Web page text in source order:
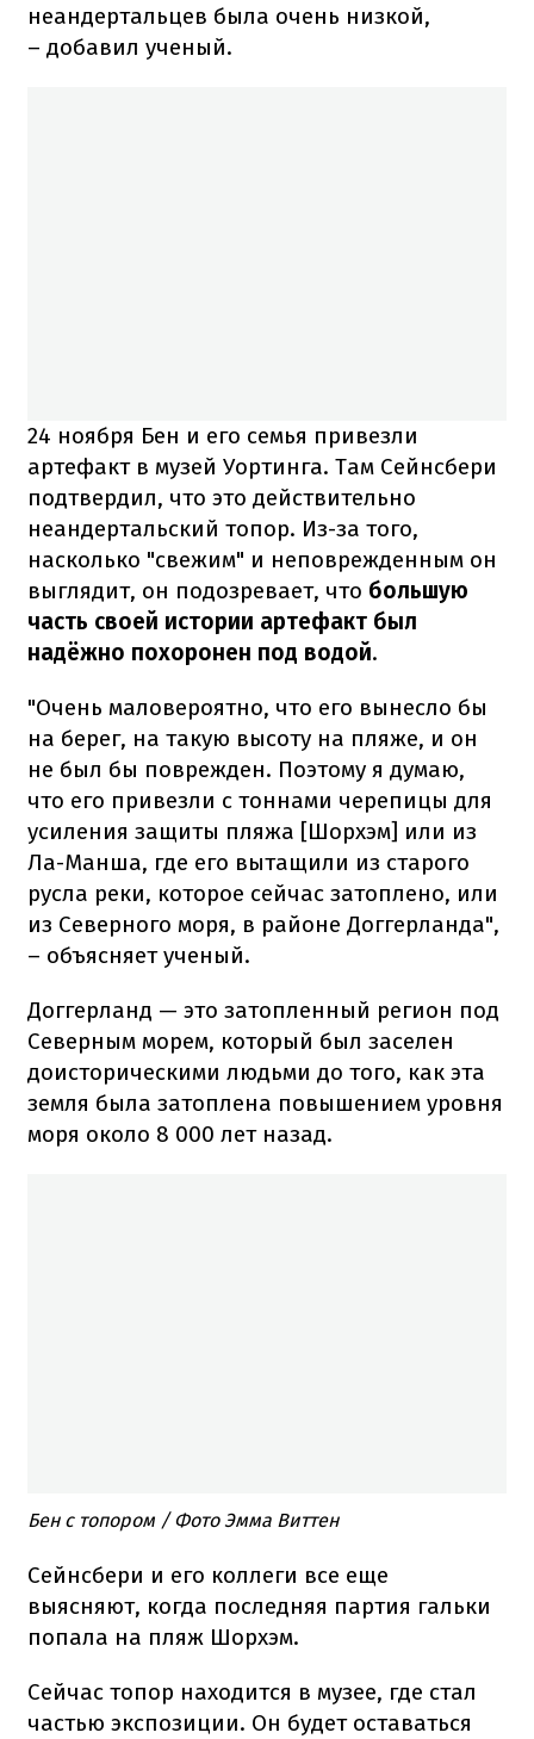
неандертальцев была очень низкой,
– добавил ученый.
24 ноября Бен и его семья привезли
артефакт в музей Уортинга. Там Сейнсбери
подтвердил, что это действительно
неандертальский топор. Из-за того,
насколько "свежим" и неповрежденным он
выглядит, он подозревает, что большую
часть своей истории артефакт был
надёжно похоронен под водой.
"Очень маловероятно, что его вынесло бы
на берег, на такую высоту на пляже, и он
не был бы поврежден. Поэтому я думаю,
что его привезли с тоннами черепицы для
усиления защиты пляжа [Шорхэм] или из
Ла-Манша, где его вытащили из старого
русла реки, которое сейчас затоплено, или
из Северного моря, в районе Доггерланда",
– объясняет ученый.
Доггерланд — это затопленный регион под
Северным морем, который был заселен
доисторическими людьми до того, как эта
земля была затоплена повышением уровня
моря около 8 000 лет назад.
Бен с топором / Фото Эмма Виттен
Сейнсбери и его коллеги все еще
выясняют, когда последняя партия гальки
попала на пляж Шорхэм.
Сейчас топор находится в музее, где стал
частью экспозиции. Он будет оставаться